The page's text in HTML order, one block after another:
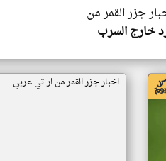
جزر القمر من
خارج السرب
اخبار جزر القمر من ار تي عربي